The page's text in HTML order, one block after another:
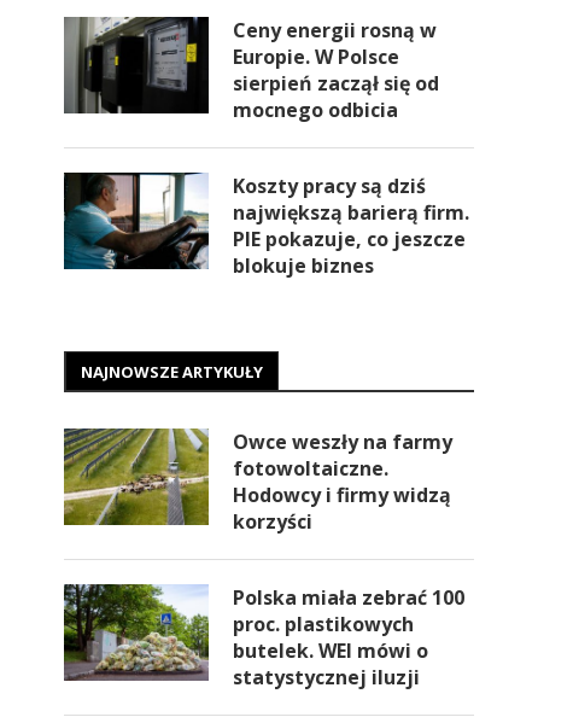
Ceny energii rosną w
Europie. W Polsce
sierpień zaczął się od
mocnego odbicia
Koszty pracy są dziś
największą barierą firm.
PIE pokazuje, co jeszcze
blokuje biznes
NAJNOWSZE ARTYKUŁY
Owce weszły na farmy
fotowoltaiczne.
Hodowcy i firmy widzą
korzyści
Polska miała zebrać 100
proc. plastikowych
butelek. WEI mówi o
statystycznej iluzji